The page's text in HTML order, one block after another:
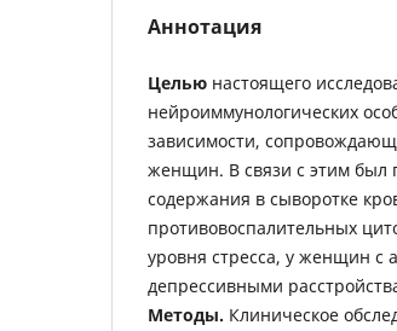
Аннотация
Целью настоящего
нейроиммунологических
зависимости,
женщин. В связи с этим был
содержания в сыворотке
противовоспалительных
уровня стресса, у женщин с
депрессивными
Методы. Клиническое